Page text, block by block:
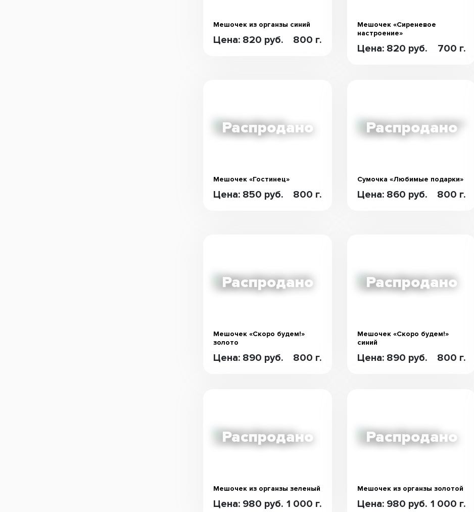
Мешочек из органзы синий
Цена: 820 руб. 800 г.
Мешочек «Сиреневое
настроение»
Цена: 820 руб. 700 г.
Мешочек «Гостинец»
Цена: 850 руб. 800 г.
Сумочка «Любимые подарки»
Цена: 860 руб. 800 г.
Мешочек «Скоро будем!»
золото
Цена: 890 руб. 800 г.
Мешочек «Скоро будем!»
синий
Цена: 890 руб. 800 г.
Мешочек из органзы зеленый
Цена: 980 руб. 1 000 г.
Мешочек из органзы золотой
Цена: 980 руб. 1 000 г.